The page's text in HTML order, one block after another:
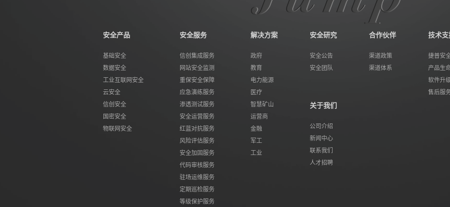
安全产品
基础安全
数据安全
工业互联网安全
云安全
信创安全
国密安全
物联网安全
安全服务
信创集成服务
网站安全监测
重保安全保障
应急演练服务
渗透测试服务
安全运营服务
红蓝对抗服务
风险评估服务
安全加固服务
代码审核服务
驻场运维服务
定期巡检服务
等级保护服务
解决方案
政府
教育
电力能源
医疗
智慧矿山
运营商
金融
军工
工业
安全研究
安全公告
安全团队
合作伙伴
渠道政策
渠道体系
技术支
捷普安
产品生
软件升
售后服
关于我们
公司介绍
新闻中心
联系我们
人才招聘